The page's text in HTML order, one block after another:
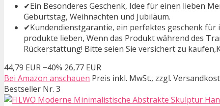
✔Ein Besonderes Geschenk, Idee für einen lieben
Geburtstag, Weihnachten und Jubiläum.
✔Kundendienstgarantie, ein perfektes geschenk für
produkte lieben, Wenn das Produkt während des
Rückerstattung! Bitte seien Sie versichert zu
44,79 EUR −40% 26,77 EUR
Bei Amazon anschauen Preis inkl. MwSt., zzgl.
Bestseller Nr. 3